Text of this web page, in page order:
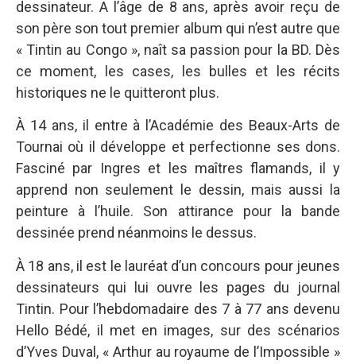
dessinateur. A l’âge de 8 ans, après avoir reçu de
son père son tout premier album qui n’est autre que
« Tintin au Congo », naît sa passion pour la BD. Dès
ce moment, les cases, les bulles et les récits
historiques ne le quitteront plus.
À 14 ans, il entre à l’Académie des Beaux-Arts de
Tournai où il développe et perfectionne ses dons.
Fasciné par Ingres et les maîtres flamands, il y
apprend non seulement le dessin, mais aussi la
peinture à l’huile. Son attirance pour la bande
dessinée prend néanmoins le dessus.
À 18 ans, il est le lauréat d’un concours pour jeunes
dessinateurs qui lui ouvre les pages du journal
Tintin. Pour l’hebdomadaire des 7 à 77 ans devenu
Hello Bédé, il met en images, sur des scénarios
d’Yves Duval, « Arthur au royaume de l’Impossible »